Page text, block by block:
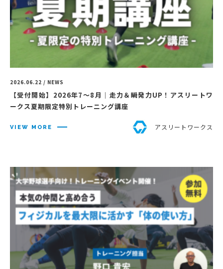
2026.06.22 / NEWS
【受付開始】2026年7〜8月｜走力＆瞬発力UP！アスリートワ
ークス夏期限定特別トレーニング講座
VIEW MORE アスリートワークス